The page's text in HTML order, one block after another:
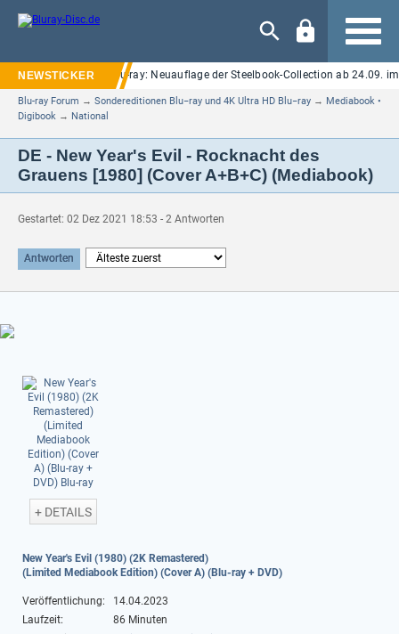
Navigation
Street" auf UHD Blu-ray: Neuauflage der Steelbook-Collection ab 24.09. im
Blu-ray Forum → Sondereditionen Blu−ray und 4K Ultra HD Blu−ray → Mediabook •
Digibook → National
DE - New Year's Evil - Rocknacht des
Grauens [1980] (Cover A+B+C) (Mediabook)
Gestartet: 02 Dez 2021 18:53 - 2 Antworten
Antworten
+ DETAILS
New Year's Evil (1980) (2K Remastered)
(Limited Mediabook Edition) (Cover A) (Blu-ray + DVD)
Veröffentlichung:
14.04.2023
Laufzeit:
86 Minuten